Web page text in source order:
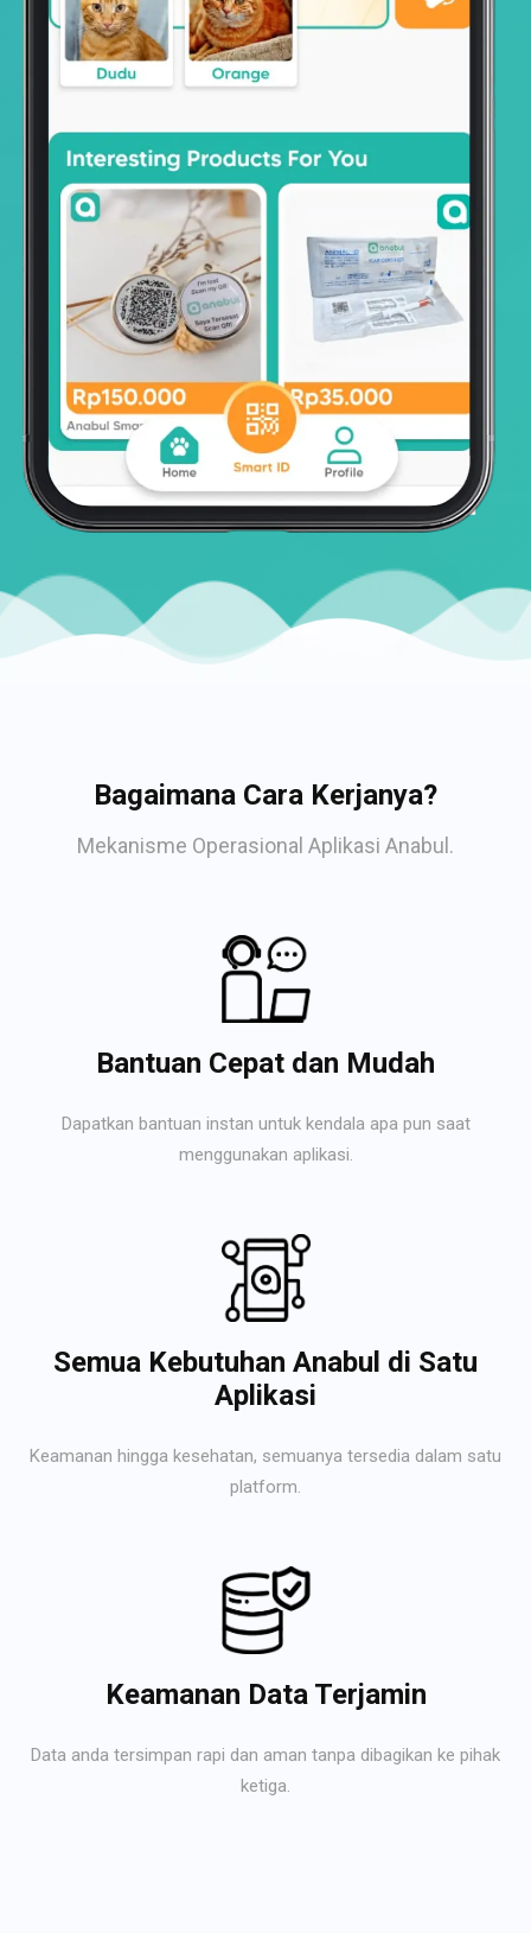
Bagaimana Cara Kerjanya?
Mekanisme Operasional Aplikasi Anabul.
Bantuan Cepat dan Mudah
Dapatkan bantuan instan untuk kendala apa pun saat
menggunakan aplikasi.
Semua Kebutuhan Anabul di Satu
Aplikasi
Keamanan hingga kesehatan, semuanya tersedia dalam satu
platform.
Keamanan Data Terjamin
Data anda tersimpan rapi dan aman tanpa dibagikan ke pihak
ketiga.